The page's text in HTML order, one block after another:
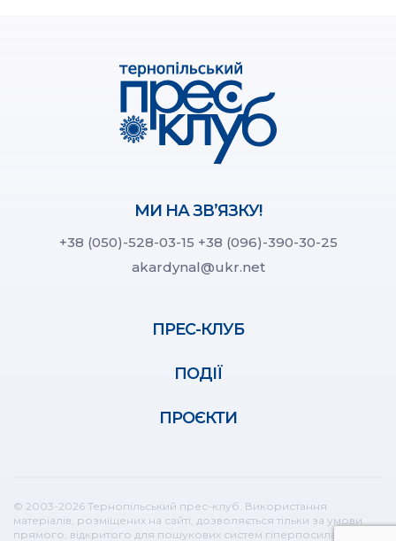
МИ НА ЗВ’ЯЗКУ!
+38 (050)-528-03-15 +38 (096)-390-30-25
akardynal@ukr.net
ПРЕС-КЛУБ
ПОДІЇ
ПРОЄКТИ
© 2003-2026 Тернопільський прес-клуб. Використання
матеріалів, розміщених на сайті, дозволяється тільки за умови
прямого, відкритого для пошукових систем гіперпосилання